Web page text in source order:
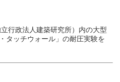
行政法人建築研究所）内の大型
タッチウォール」の耐圧実験を